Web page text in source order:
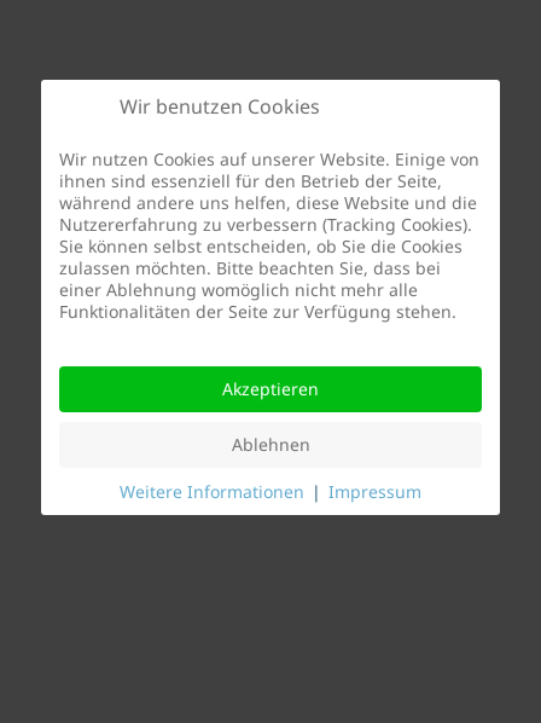
Wir benutzen Cookies
Wir nutzen Cookies auf unserer Website. Einige von
ihnen sind essenziell für den Betrieb der Seite,
während andere uns helfen, diese Website und die
Nutzererfahrung zu verbessern (Tracking Cookies).
Sie können selbst entscheiden, ob Sie die Cookies
zulassen möchten. Bitte beachten Sie, dass bei
einer Ablehnung womöglich nicht mehr alle
Funktionalitäten der Seite zur Verfügung stehen.
Akzeptieren
Ablehnen
Weitere Informationen | Impressum